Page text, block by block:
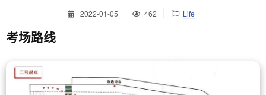
2022-01-05 462 Life
考场路线